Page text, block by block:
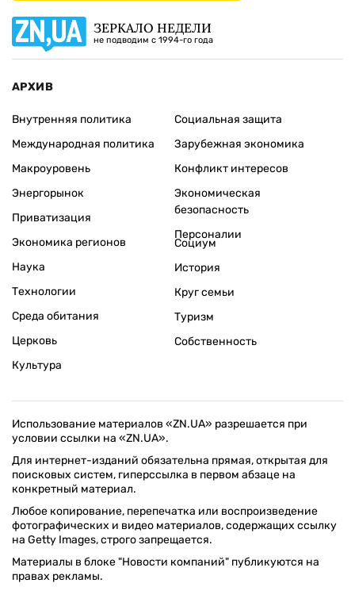
ЗЕРКАЛО НЕДЕЛИ
не подводим с 1994-го года
АРХИВ
Внутренняя политика
Международная политика
Макроуровень
Энергорынок
Приватизация
Экономика регионов
Социальная защита
Зарубежная экономика
Конфликт интересов
Экономическая
безопасность
Персоналии
Наука
Технологии
Среда обитания
Церковь
Культура
Социум
История
Круг семьи
Туризм
Собственность
Использование материалов «ZN.UA» разрешается при
условии ссылки на «ZN.UA».
Для интернет-изданий обязательна прямая, открытая для
поисковых систем, гиперссылка в первом абзаце на
конкретный материал.
Любое копирование, перепечатка или воспроизведение
фотографических и видео материалов, содержащих ссылку
на Getty Images, строго запрещается.
Материалы в блоке "Новости компаний" публикуются на
правах рекламы.